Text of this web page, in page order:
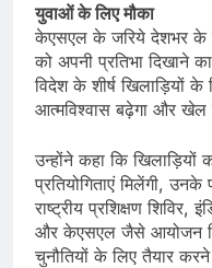
युवाओं के लिए मौका
केएसएल के जरिये देशभर के
को अपनी प्रतिभा दिखाने
विदेश के शीर्ष खिलाड़ियों
आत्मविश्वास बढ़ेगा और खेल
उन्होंने कहा कि खिलाड़ियों
प्रतियोगिताएं मिलेंगी,
राष्ट्रीय प्रशिक्षण
और केएसएल जैसे आयोजन
चुनौतियों के लिए तैयार